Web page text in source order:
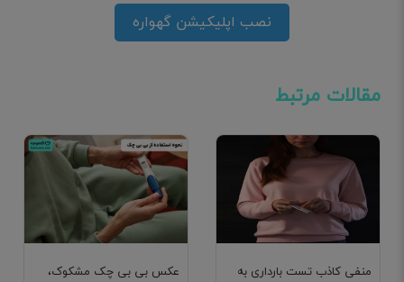
نصب اپلیکیشن گهواره
مقالات مرتبط
عکس بی بی چک مشکوک،
منفی کاذب تست بارداری به